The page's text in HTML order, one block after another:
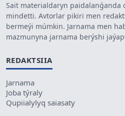
Sait materialdaryn paidalanǵanda
mindetti. Avtorlar pikiri men
bermeýi múmkin. Jarnama men
mazmunyna jarnama berýshi
REDAKTSIIA
Jarnama
Joba týraly
Qupiialylyq saiasaty